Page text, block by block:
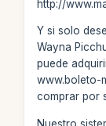
http://
Y si solo
Wayna
puede
www.boleto-
comprar por
Nuestro